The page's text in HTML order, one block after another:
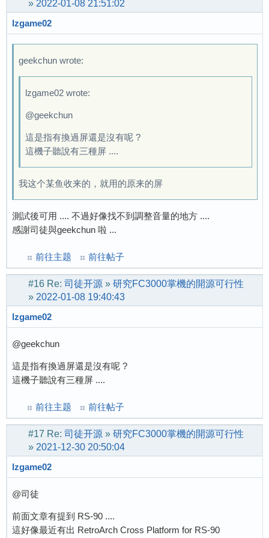
» 2022-01-08 21:51:02
lzgame02
geekchun wrote:
lzgame02 wrote:
@geekchun
這是指有換過屏還是沒有呢 ?
這機子聽說有三種屏 ....
我这个某鱼收来的，就用的原来的屏
測試後可用 .... 不過好像找不到調整音量的地方 ....
感謝司徒與geekchun 啦 ...
前往主题 前往帖子
#16 Re: 司徒开源 » 研究FC3000掌機的開源可行性
» 2022-01-08 19:40:43
lzgame02
@geekchun
這是指有換過屏還是沒有呢 ?
這機子聽說有三種屏 ....
前往主题 前往帖子
#17 Re: 司徒开源 » 研究FC3000掌機的開源可行性
» 2021-12-30 20:50:04
lzgame02
@司徒
前面文章有提到 RS-90 ....
這好像最近有出 RetroArch Cross Platform for RS-90